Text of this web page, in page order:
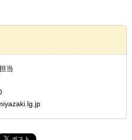
当